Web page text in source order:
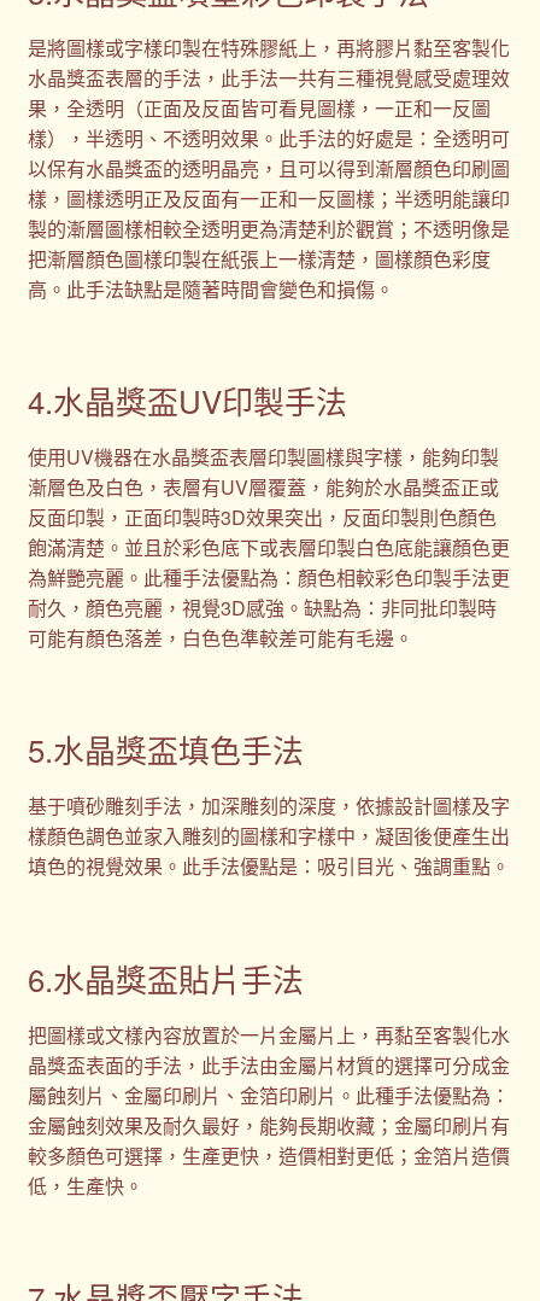
是將圖樣或字樣印製在特殊膠紙上，再將膠片黏至客製化
水晶獎盃表層的手法，此手法一共有三種視覺感受處理效
果，全透明（正面及反面皆可看見圖樣，一正和一反圖
樣），半透明、不透明效果。此手法的好處是：全透明可
以保有水晶獎盃的透明晶亮，且可以得到漸層顏色印刷圖
樣，圖樣透明正及反面有一正和一反圖樣；半透明能讓印
製的漸層圖樣相較全透明更為清楚利於觀賞；不透明像是
把漸層顏色圖樣印製在紙張上一樣清楚，圖樣顏色彩度
高。此手法缺點是隨著時間會變色和損傷。
4.水晶獎盃UV印製手法
使用UV機器在水晶獎盃表層印製圖樣與字樣，能夠印製
漸層色及白色，表層有UV層覆蓋，能夠於水晶獎盃正或
反面印製，正面印製時3D效果突出，反面印製則色顏色
飽滿清楚。並且於彩色底下或表層印製白色底能讓顏色更
為鮮艷亮麗。此種手法優點為：顏色相較彩色印製手法更
耐久，顏色亮麗，視覺3D感強。缺點為：非同批印製時
可能有顏色落差，白色色準較差可能有毛邊。
5.水晶獎盃填色手法
基于噴砂雕刻手法，加深雕刻的深度，依據設計圖樣及字
樣顏色調色並家入雕刻的圖樣和字樣中，凝固後便產生出
填色的視覺效果。此手法優點是：吸引目光、強調重點。
6.水晶獎盃貼片手法
把圖樣或文樣內容放置於一片金屬片上，再黏至客製化水
晶獎盃表面的手法，此手法由金屬片材質的選擇可分成金
屬蝕刻片、金屬印刷片、金箔印刷片。此種手法優點為：
金屬蝕刻效果及耐久最好，能夠長期收藏；金屬印刷片有
較多顏色可選擇，生產更快，造價相對更低；金箔片造價
低，生產快。